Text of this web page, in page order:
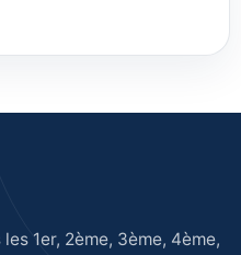
1er, 2ème, 3ème, 4ème,